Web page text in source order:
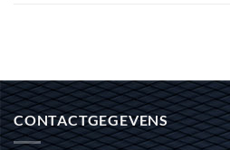
CONTACTGEGEVENS